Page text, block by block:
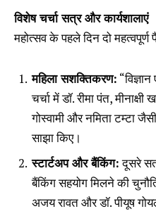
विशेष चर्चा सत्र और कार्यशालाएं
महोत्सव के पहले दिन दो
महिला सशक्तिकरण:
चर्चा में डॉ. रीमा पंत,
गोस्वामी और नमिता टम्टा
साझा किए।
स्टार्टअप और बैंकिंग:दूसरे
बैंकिंग सहयोग मिलने की
अजय रावत और डॉ. पीयूष